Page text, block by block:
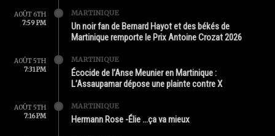
AOÛT 6TH
7:59 PM
MARTINIQUE
Un noir fan de Bernard Hayot et des békés de
Martinique remporte le Prix Antoine Crozat 2026
AOÛT 5TH
7:31 PM
MARTINIQUE
Écocide de l’Anse Meunier en Martinique :
L’Assaupamar dépose une plainte contre X
AOÛT 5TH
7:16 PM
MARTINIQUE
Hermann Rose -Élie …ça va mieux